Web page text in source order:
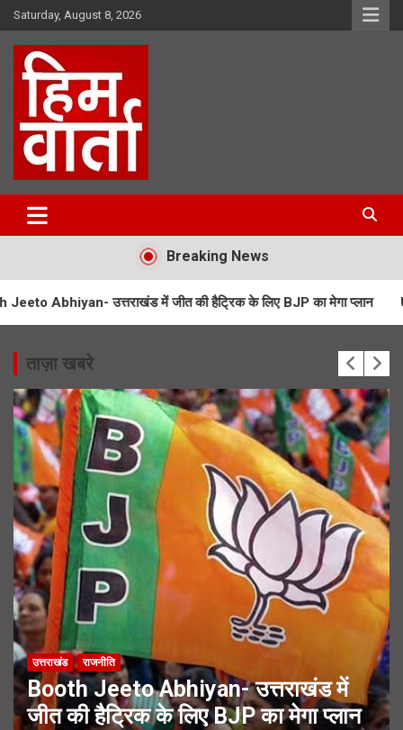
Skip
to
content
Saturday, August 8, 2026
Him Varta
Breaking News
उत्तराखंड में जीत की हैट्रिक के लिए BJP का मेगा प्लान UPNL
ताज़ा खबरे
उत्तराखंड राजनीति
Booth Jeeto Abhiyan- उत्तराखंड में
जीत की हैट्रिक के लिए BJP का मेगा प्लान